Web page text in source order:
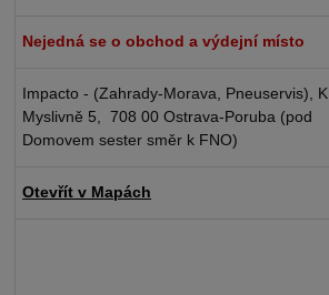
Nejedná se o obchod a výdejní místo
Impacto - (Zahrady-Morava, Pneuservis), K
Myslivně 5, 708 00 Ostrava-Poruba (pod
Domovem sester směr k FNO)
Otevřít v Mapách